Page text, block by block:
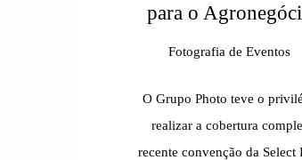
para o
Fotografia de Eventos
O Grupo Photo teve o
realizar a cobertura
recente convenção da Select